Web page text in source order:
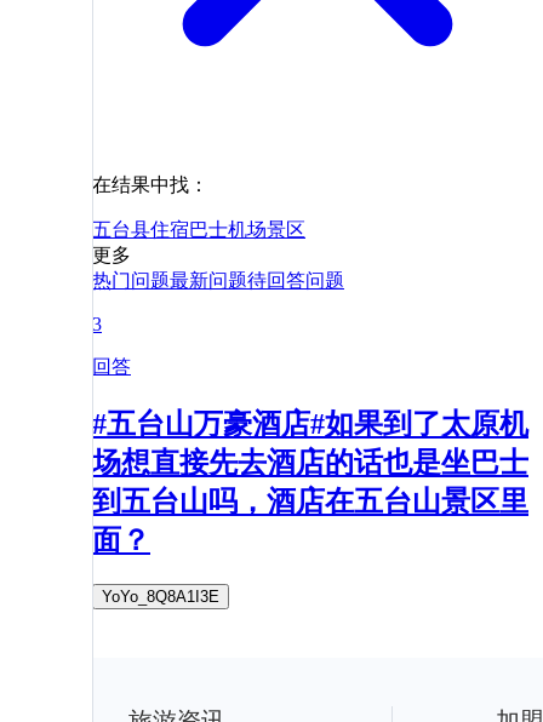
在结果中找：
五台县住宿巴士机场景区
更多
热门问题最新问题待回答问题
3
回答
#五台山万豪酒店#如果到了太原机
场想直接先去酒店的话也是坐巴士
到五台山吗，酒店在五台山景区里
面？
YoYo_8Q8A1I3E